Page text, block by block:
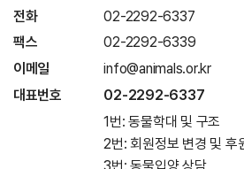
전화
02-2292-6337
팩스
02-2292-6339
이메일
info@animals.or.kr
대표번호
02-2292-6337
1번: 동물학대 및 구조
2번: 회원정보 변경 및 후